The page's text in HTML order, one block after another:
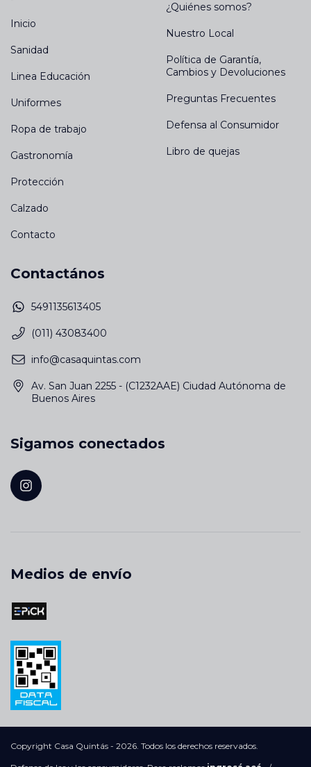
Inicio
Sanidad
Linea Educación
Uniformes
Ropa de trabajo
Gastronomía
Protección
Calzado
Contacto
¿Quiénes somos?
Nuestro Local
Política de Garantía,
Cambios y Devoluciones
Preguntas Frecuentes
Defensa al Consumidor
Libro de quejas
Contactános
5491135613405
(011) 43083400
info@casaquintas.com
Av. San Juan 2255 - (C1232AAE) Ciudad Autónoma de
Buenos Aires
Sigamos conectados
Medios de envío
Copyright Casa Quintás - 2026. Todos los derechos reservados.